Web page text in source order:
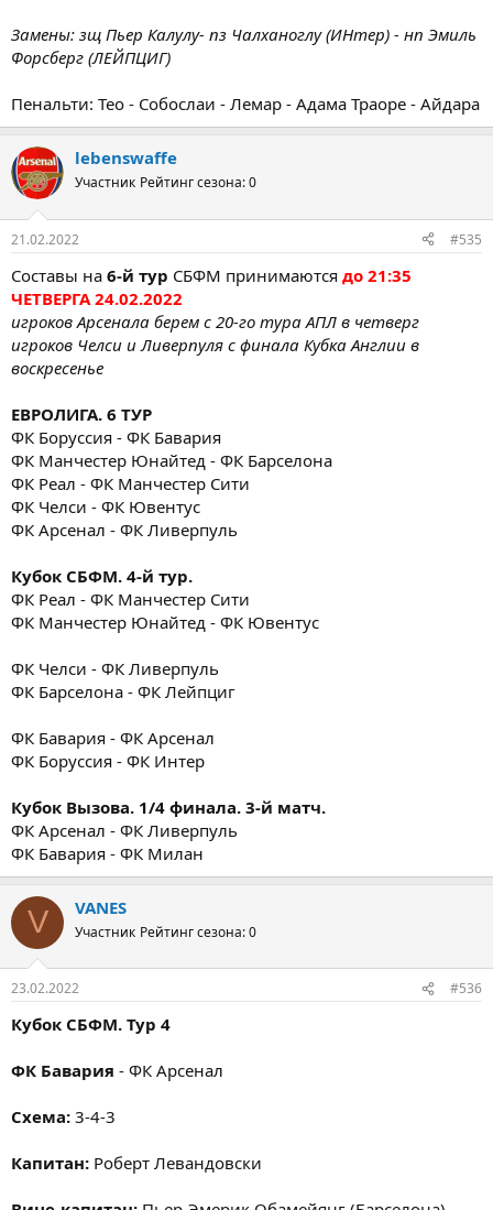
Замены: зщ Пьер Калулу- пз Чалханоглу (ИНтер) - нп Эмиль
Форсберг (ЛЕЙПЦИГ)
Пенальти: Тео - Собослаи - Лемар - Адама Траоре - Айдара
lebenswaffe
Участник Рейтинг сезона: 0
21.02.2022 #535
Составы на 6-й тур СБФМ принимаются до 21:35
ЧЕТВЕРГА 24.02.2022
игроков Арсенала берем с 20-го тура АПЛ в четверг
игроков Челси и Ливерпуля с финала Кубка Англии в
воскресенье
ЕВРОЛИГА. 6 ТУР
ФК Боруссия - ФК Бавария
ФК Манчестер Юнайтед - ФК Барселона
ФК Реал - ФК Манчестер Сити
ФК Челси - ФК Ювентус
ФК Арсенал - ФК Ливерпуль
Кубок СБФМ. 4-й тур.
ФК Реал - ФК Манчестер Сити
ФК Манчестер Юнайтед - ФК Ювентус
ФК Челси - ФК Ливерпуль
ФК Барселона - ФК Лейпциг
ФК Бавария - ФК Арсенал
ФК Боруссия - ФК Интер
Кубок Вызова. 1/4 финала. 3-й матч.
ФК Арсенал - ФК Ливерпуль
ФК Бавария - ФК Милан
V VANES
Участник Рейтинг сезона: 0
23.02.2022 #536
Кубок СБФМ. Тур 4
ФК Бавария - ФК Арсенал
Схема: 3-4-3
Капитан: Роберт Левандовски